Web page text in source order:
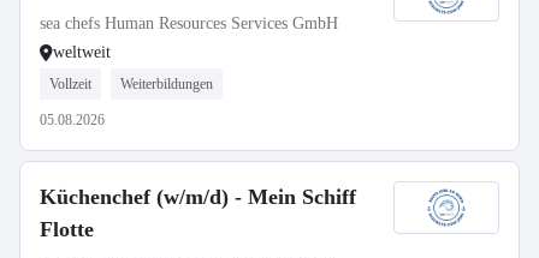
sea chefs Human Resources Services GmbH
weltweit
Vollzeit Weiterbildungen
05.08.2026
Küchenchef (w/m/d) - Mein Schiff
Flotte